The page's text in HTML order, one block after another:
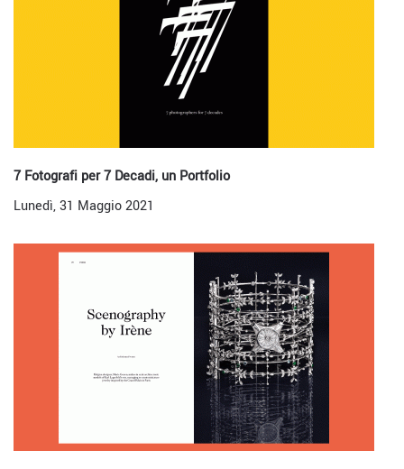
7 Fotografi per 7 Decadi, un Portfolio
Lunedì, 31 Maggio 2021